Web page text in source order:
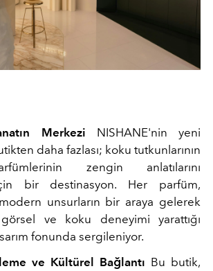
Merkezi NISHANE'nin yeni
daha fazlası; koku tutkunlarının
zengin anlatılarını
bir destinasyon. Her parfüm,
unsurların bir araya gelerek
ve koku deneyimi yarattığı
fonunda sergileniyor.
ve Kültürel Bağlantı Bu butik,